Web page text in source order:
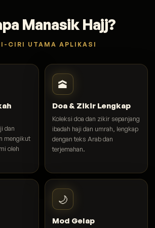
Manasik Hajj?
CIRI UTAMA APLIKASI
dan
mengikut
oleh
🕋
Doa & Zikir Lengkap
Koleksi doa dan zikir sepanjang
ibadah haji dan umrah, lengkap
dengan teks Arab dan
terjemahan.
🌙
Mod Gelap